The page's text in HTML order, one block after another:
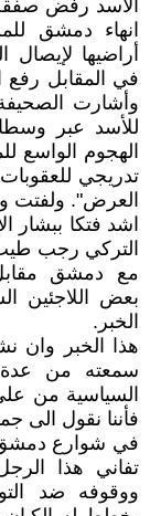
الأسد رفض
انهاء دمشق
أراضيها
في المقابل رفع
وأشارت
للأسد عبر
الهجوم الواسع
تدريجي
العرض". ولفتت
اشد فتكا ببشار
التركي رجب
مع دمشق مقابل
بعض اللاجئين
الخبر.
سمعته من
السياسية من
فأننا نقول الى
في شوارع
تفاني هذا
ووقوفه ضد